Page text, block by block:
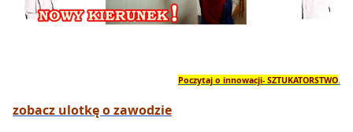
Poczytaj o innowacji- SZTUKATORSTWO.
zobacz ulotkę o zawodzie